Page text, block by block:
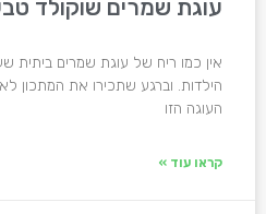
עוגת שמרים שוקולד
אין כמו ריח של עוגת שמרים ביתית
הילדות. וברגע שתכירו את המתכון
העוגה הזו
קראו עוד »